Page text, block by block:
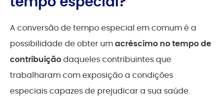
A conversão de tempo especial em comum é a
possibilidade de obter umacréscimo no tempo de
contribuiçãodaqueles contribuintes que
trabalharam com exposição a condições
especiais capazes de prejudicar a sua saúde.